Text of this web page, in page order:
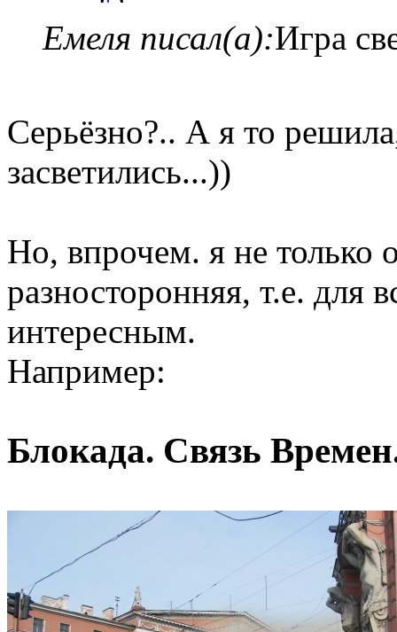
Емеля писал(а):Игра
Серьёзно?.. А я то
засветились...))
Но, впрочем. я не только
разносторонняя, т.е. для
интересным.
Например:
Блокада. Связь